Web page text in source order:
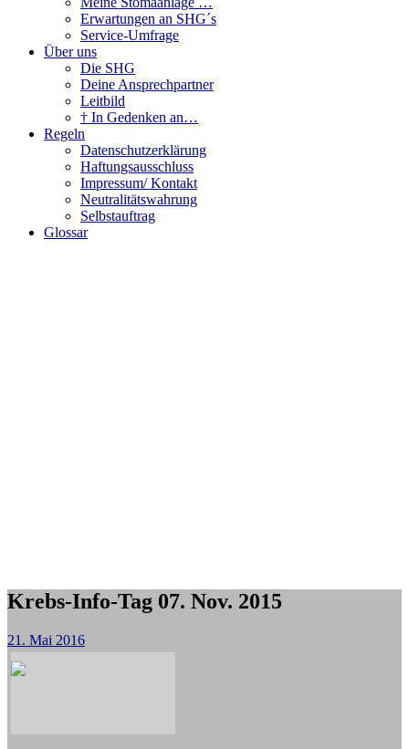
Erwartungen an SHG´s
Service-Umfrage
Über uns
Die SHG
Deine Ansprechpartner
Leitbild
† In Gedenken an…
Regeln
Datenschutzerklärung
Haftungsausschluss
Impressum/ Kontakt
Neutralitätswahrung
Selbstauftrag
Glossar
Krebs-Info-Tag 07. Nov. 2015
21. Mai 2016